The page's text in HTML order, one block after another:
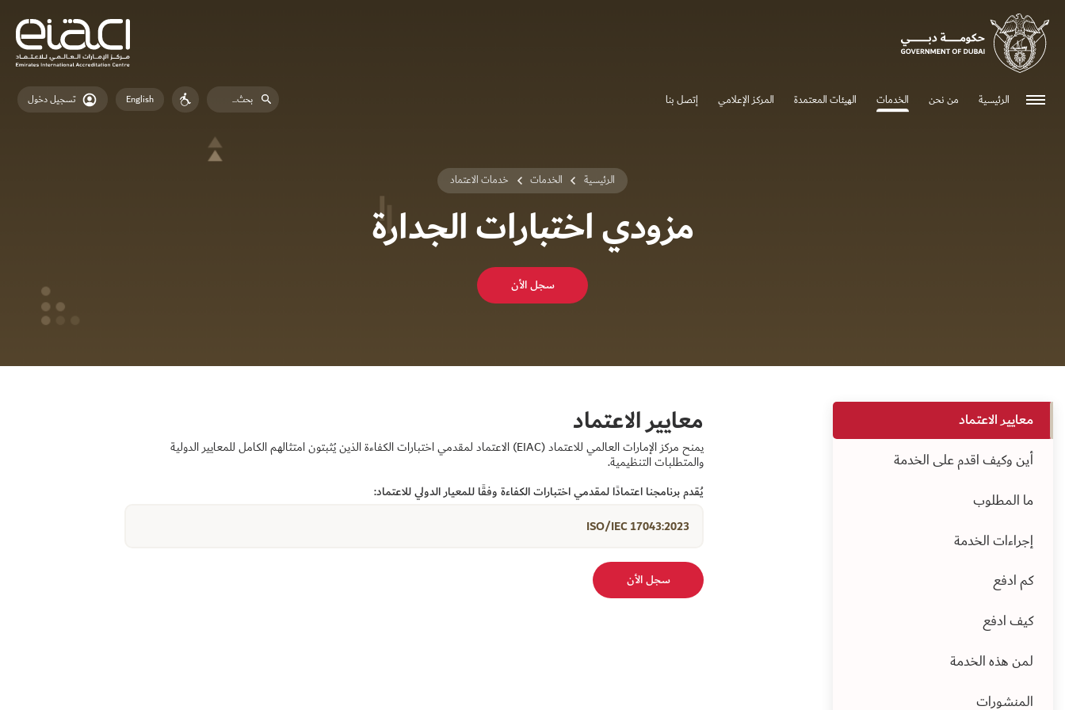
الرئيسية من نحن الخدمات الهيئات المعتمدة المركز الإعلامي إتصل بنا English تسجيل دخول
الرئيسية الخدمات خدمات الاعتماد
مزودي اختبارات الجدارة
سجل الأن
معايير الاعتماد
أين وكيف اقدم على الخدمة
ما المطلوب
إجراءات الخدمة
كم ادفع
كيف ادفع
لمن هذه الخدمة
المنشورات
معايير الاعتماد
يمنح مركز الإمارات العالمي للاعتماد (EIAC) الاعتماد لمقدمي اختبارات الكفاءة الذين يُثبتون امتثالهم الكامل للمعايير الدولية
والمتطلبات التنظيمية.
يُقدم برنامجنا اعتمادًا لمقدمي اختبارات الكفاءة وفقًا للمعيار الدولي للاعتماد:
ISO/IEC 17043:2023
سجل الأن